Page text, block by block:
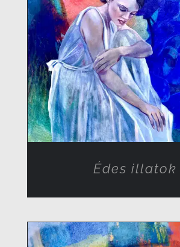
RÉSZLETEK
Édes illatok